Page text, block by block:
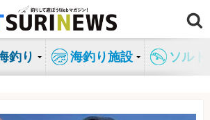
釣り 海釣り施設 ソル